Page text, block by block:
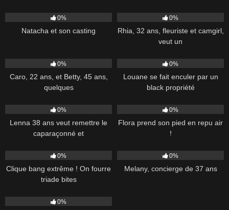
0%
Natacha et son casting
0%
Rhia, 32 ans, fleuriste et camgirl,
veut un
0%
Caro, 22 ans, et Betty, 45 ans,
quelques
0%
Louane se fait enculer par un
black propriété
0%
Lenna 38 ans veut remettre le
caparaçonné et
0%
Flora prend son pied en repu air
!
0%
Clique bang extrême ! On fourre
triade bites
0%
Melany, concierge de 37 ans
0%